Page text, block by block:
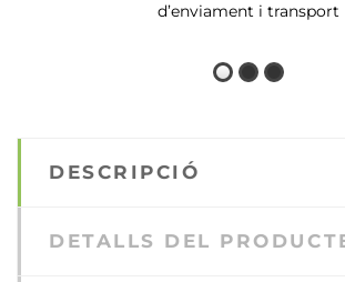
d’enviament i transport
DESCRIPCIÓ
DETALLS DEL